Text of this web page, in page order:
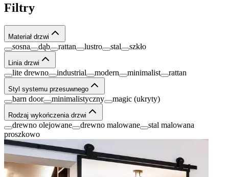
Filtry
Materiał drzwi
sosna dąb rattan lustro stal szkło
Linia drzwi
lite drewno industrial modern minimalist rattan
Styl systemu przesuwnego
barn door minimalistyczny magic (ukryty)
Rodzaj wykończenia drzwi
drewno olejowane drewno malowane
stal malowana
proszkowo